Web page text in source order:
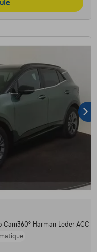
Cam360° Harman Leder ACC